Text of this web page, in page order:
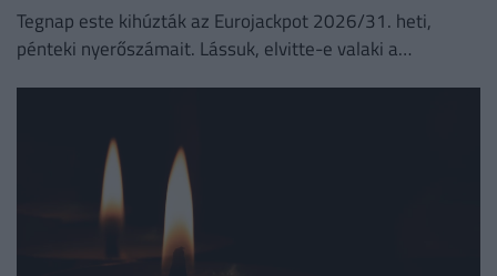
Tegnap este kihúzták az Eurojackpot 2026/31. heti,
pénteki nyerőszámait. Lássuk, elvitte-e valaki a